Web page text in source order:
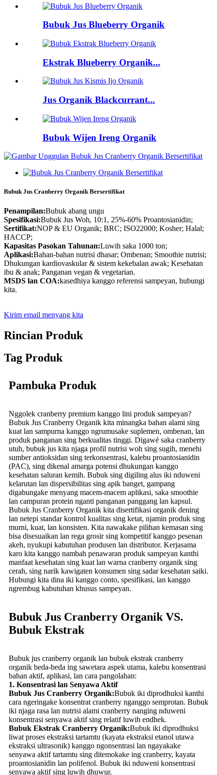
Bubuk Jus Blueberry Organik
Ekstrak Blueberry Organik...
Jus Organik Blackcurrant...
Bubuk Wijen Ireng Organik
Bubuk Jus Cranberry Organik Bersertifikat
Penampilan:Bubuk abang ungu
Spesifikasi:Bubuk Jus Woh, 10:1, 25%-60% Proantosianidin;
Sertifikat:NOP & EU Organik; BRC; ISO22000; Kosher; Halal;
HACCP;
Kapasitas Pasokan Tahunan:Luwih saka 1000 ton;
Aplikasi:Bahan-bahan nutrisi dhasar; Ombenan; Smoothie nutrisi;
Dhukungan kardiovaskular & sistem kekebalan awak; Kesehatan
ibu & anak; Panganan vegan & vegetarian.
MSDS lan COA:kasedhiya kanggo referensi sampeyan, hubungi
kita.
Kirim email menyang kita
Rincian Produk
Tag Produk
Pambuka Produk
Nggolek cranberry premium kanggo lini produk sampeyan?
Bubuk Jus Cranberry Organik kita minangka bahan alami sing
kuat lan sampurna kanggo ngrumusake suplemen, ombenan, lan
produk panganan sing berkualitas tinggi. Digawé saka cranberry
utuh, bubuk jus kita njaga profil nutrisi woh sing sugih, menehi
sumber antioksidan sing terkonsentrasi, kalebu proantosianidin
(PAC), sing dikenal amarga potensi dhukungan kanggo
kesehatan saluran kemih. Bubuk sing digiling alus iki nduweni
kelarutan lan dispersibilitas sing apik banget, gampang
digabungake menyang macem-macem aplikasi, saka smoothie
lan campuran protein nganti panganan panggang lan kapsul.
Bubuk Jus Cranberry Organik kita disertifikasi organik dening
lan netepi standar kontrol kualitas sing ketat, njamin produk sing
murni, kuat, lan konsisten. Kita nawakake pilihan kemasan sing
bisa disesuaikan lan rega grosir sing kompetitif kanggo pesenan
akeh, nyukupi kabutuhan produsen lan distributor. Kerjasama
karo kita kanggo nambah penawaran produk sampeyan kanthi
manfaat kesehatan sing kuat lan warna cranberry organik sing
cerah, sing narik kawigaten konsumen sing sadar kesehatan saiki.
Hubungi kita dina iki kanggo conto, spesifikasi, lan kanggo
ngrembug kabutuhan khusus sampeyan.
Bubuk Jus Cranberry Organik VS.
Bubuk Ekstrak
Bubuk jus cranberry organik lan bubuk ekstrak cranberry
organik beda-beda ing sawetara aspek utama, kalebu konsentrasi
bahan aktif, aplikasi, lan cara pangolahan:
1. Konsentrasi lan Senyawa Aktif
Bubuk Jus Cranberry Organik:Bubuk iki diprodhuksi kanthi
cara ngeringake konsentrat cranberry nganggo semprotan. Bubuk
iki njaga rasa lan nutrisi alami cranberry nanging nduweni
konsentrasi senyawa aktif sing relatif luwih endhek.
Bubuk Ekstrak Cranberry Organik:Bubuk iki diprodhuksi
liwat proses ekstraksi tartamtu (kayata ekstraksi etanol utawa
ekstraksi ultrasonik) kanggo ngonsentrasi lan ngayakake
senyawa aktif tartamtu sing ditemokake ing cranberry, kayata
proantosianidin lan polifenol. Bubuk iki nduweni konsentrasi
senyawa aktif sing luwih dhuwur.